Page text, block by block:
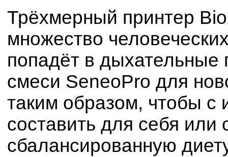
Трёхмерный принтер
множество
попадёт в
смеси SeneoPro для
таким образом, чтобы
составить для себя или
сбалансированную